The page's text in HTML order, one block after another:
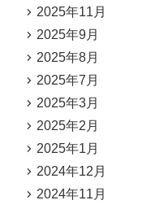
2025年11月
2025年9月
2025年8月
2025年7月
2025年3月
2025年2月
2025年1月
2024年12月
2024年11月